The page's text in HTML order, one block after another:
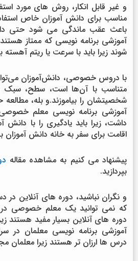
و غیر قابل انکار، روش های مورد
مناسب برای دانش آموزان خاص
باعث عقب ماندگی می شود حتی
آموزشی برنامه نویسی که ممتاز
شوند زیرا باید با سرعت یا ریتم آهسته
با دروس خصوصی، دانش‌آموزان
متناسب با آن‌ها است، سطح، سبک
شخصیتشان را بیاموزند.و بله،
آموزشی برنامه نویسی معلم
داشت، زیرا باید یادگیری را با
اقامت برای سفر به خانه دانش آموزان
پیشنهاد می کنیم به مشاهده مقاله
بپردازید.
و نگران نباشید، دوره های آنلاین
که نمی توانید یک معلم خصوصی در
دوره های آنلاین بسیار مفید هستند
آموزشی برنامه نویسی معلمان در
درس ها ارزان تر هستند زیرا معلمان